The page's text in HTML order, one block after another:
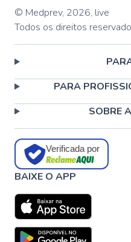
© Medprev, 2026, live
Todos os direitos
PARA
SOBRE
Verificada por
BAIXE O APP